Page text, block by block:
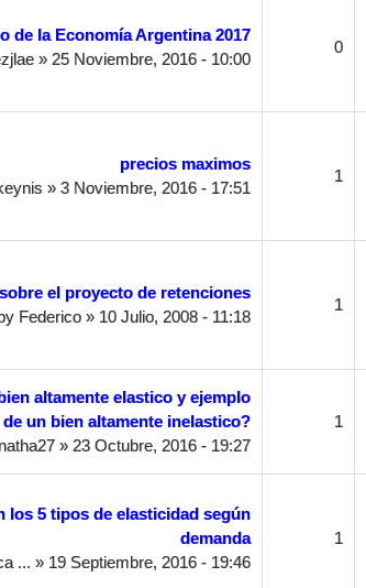
de la Economía Argentina 2017
» 25 Noviembre, 2016 - 10:00
0
precios maximos
» 3 Noviembre, 2016 - 17:51
1
el proyecto de retenciones
Federico» 10 Julio, 2008 - 11:18
1
altamente elastico y ejemplo
de un bien altamente inelastico?
» 23 Octubre, 2016 - 19:27
1
los 5 tipos de elasticidad según
demanda
... » 19 Septiembre, 2016 - 19:46
1